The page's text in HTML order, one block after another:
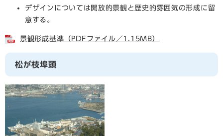
デザインについては開放的景観と歴史的雰囲気の形成に留
意する。
景観形成基準（PDFファイル／1.15MB）
松が枝埠頭